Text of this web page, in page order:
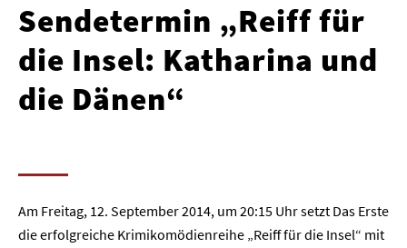
Sendetermin „Reiff für
die Insel: Katharina und
die Dänen“
Am Freitag, 12. September 2014, um 20:15 Uhr setzt Das Erste
die erfolgreiche Krimikomödienreihe „Reiff für die Insel“ mit